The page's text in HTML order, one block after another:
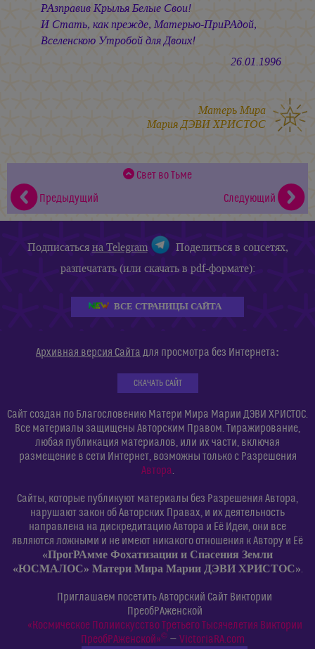
РАзправив Крылья Белые Свои!
И Стать, как прежде, Матерью-ПриРАдой,
Вселенскою Утробой для Двоих!
26.01.1996
Матерь Мира
Мария ДЭВИ ХРИСТОС
Свет во Тьме
Предыдущий
Следующий
Подписатьсяна Telegram
Поделиться в соцсетях,
разпечатать (или скачать в pdf-формате):
ВСЕ СТРАНИЦЫ САЙТА
Архивная версия Сайта для просмотра без Интернета:
СКАЧАТЬ САЙТ
Сайт создан по Благословению Матери Мира Марии ДЭВИ ХРИСТОС.
Все материалы защищены Авторским Правом. Тиражирование,
любая публикация материалов, или их части, включая
размещение в сети Интернет, возможны только с Разрешения
Автора.
Сайты, которые публикуют материалы без Разрешения Автора,
нарушают закон об Авторских Правах, и их деятельность
направлена на дискредитацию Автора и Её Идеи, они все
являются ложными и не имеют никакого отношения к Автору и Её
«ПрогРАмме Фохатизации и Спасения Земли
«ЮСМАЛОС» Матери Мира Марии ДЭВИ ХРИСТОС».
Приглашаем посетить Авторский Сайт Виктории
ПреобРАженской
«Космическое Полиискусство Третьего Тысячелетия Виктории
ПреобРАженской»©— VictoriaRA.com